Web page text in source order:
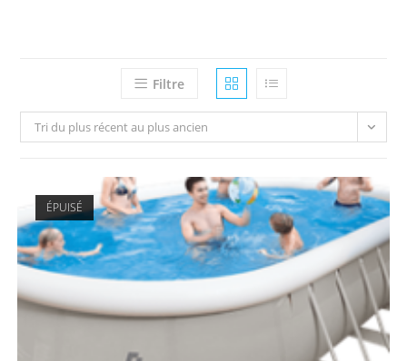
Filtre
Tri du plus récent au plus ancien
ÉPUISÉ